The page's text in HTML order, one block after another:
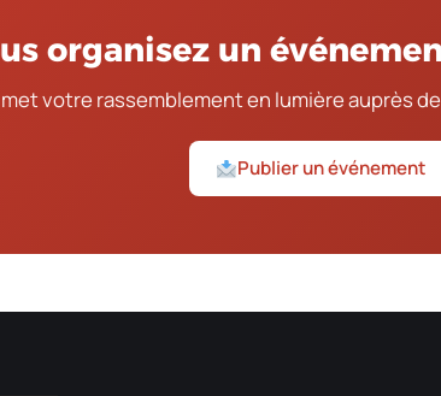
organisez un
votre rassemblement en lumière auprès
Publier un événement